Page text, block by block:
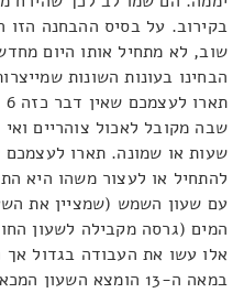
בקירוב. על בסיס ההבחנה
שוב, לא מתחיל אותו היום
הבחינו בעונות השונות
שבה מקובל לאכול צוהריים
שעות או שמונה. תארו לעצמכם
להתחיל או לעצור משהו היא
עם שעון השמש (שמציין את
המים (גרסה מקבילה לשעון
אלו עשו את העבודה בגדול אך
במאה ה-13 הומצא השעון המכאני.